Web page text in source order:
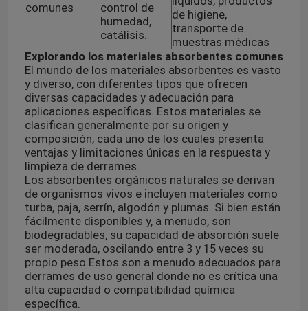
Cajas refrigerantes del transporte
Equipos de la conveniencia del transporte del
Suministros médicos del torniquete
tubo de centrífuga
Frascos criogénicos
Paquetes refrigerantes del gel
Bolsos inútiles del Biohazard
comunes
control de
humedad,
catálisis.
de higiene,
transporte de
muestras médicas
Explorando los materiales absorbentes comunes
El mundo de los materiales absorbentes es vasto
y diverso, con diferentes tipos que ofrecen
diversas capacidades y adecuación para
aplicaciones específicas. Estos materiales se
clasifican generalmente por su origen y
composición, cada uno de los cuales presenta
ventajas y limitaciones únicas en la respuesta y
limpieza de derrames.
Los absorbentes orgánicos naturales se derivan
de organismos vivos e incluyen materiales como
turba, paja, serrín, algodón y plumas. Si bien están
fácilmente disponibles y, a menudo, son
biodegradables, su capacidad de absorción suele
ser moderada, oscilando entre 3 y 15 veces su
propio peso. Estos son a menudo adecuados para
derrames de uso general donde no es crítica una
alta capacidad o compatibilidad química
específica.